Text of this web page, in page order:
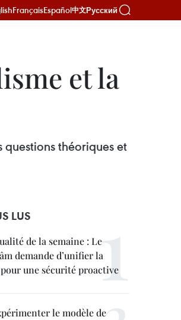
FrançaisEspañol中文Русский
et la
théoriques et
LUS
de la semaine : Le
demande d’unifier la
une sécurité proactive
le modèle de